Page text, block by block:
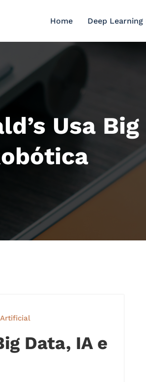
Home Deep Learning
Usa
Data, IA e